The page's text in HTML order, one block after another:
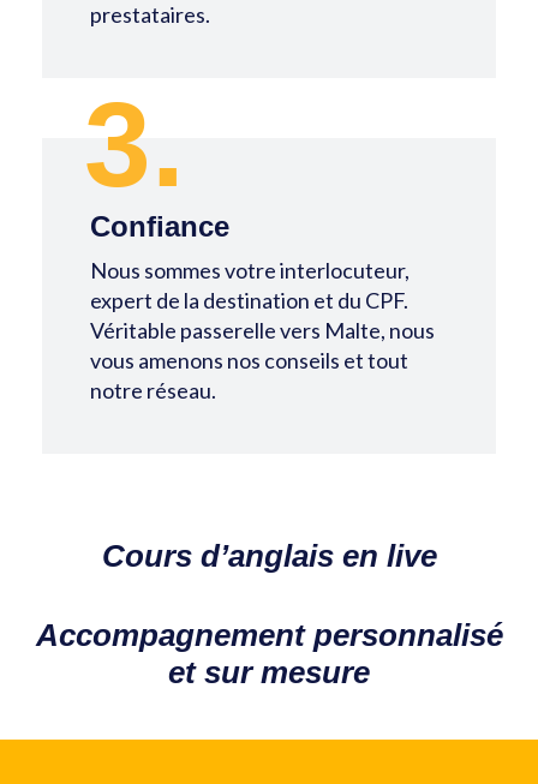
prestataires.
3.
Confiance
Nous sommes votre interlocuteur,
expert de la destination et du CPF.
Véritable passerelle vers Malte, nous
vous amenons nos conseils et tout
notre réseau.
Cours d’anglais en live
Accompagnement personnalisé
et sur mesure